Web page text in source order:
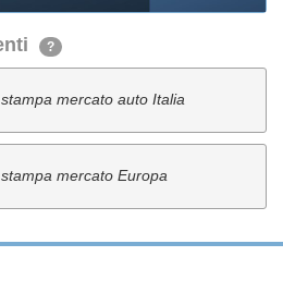
?
mercato auto Italia
mercato Europa